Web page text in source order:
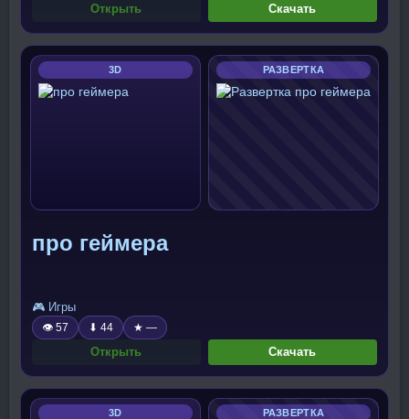
Открыть Скачать
3D РАЗВЕРТКА
про геймера
🎮 Игры
👁 57 ⬇ 44 ★ —
Открыть Скачать
3D РАЗВЕРТКА